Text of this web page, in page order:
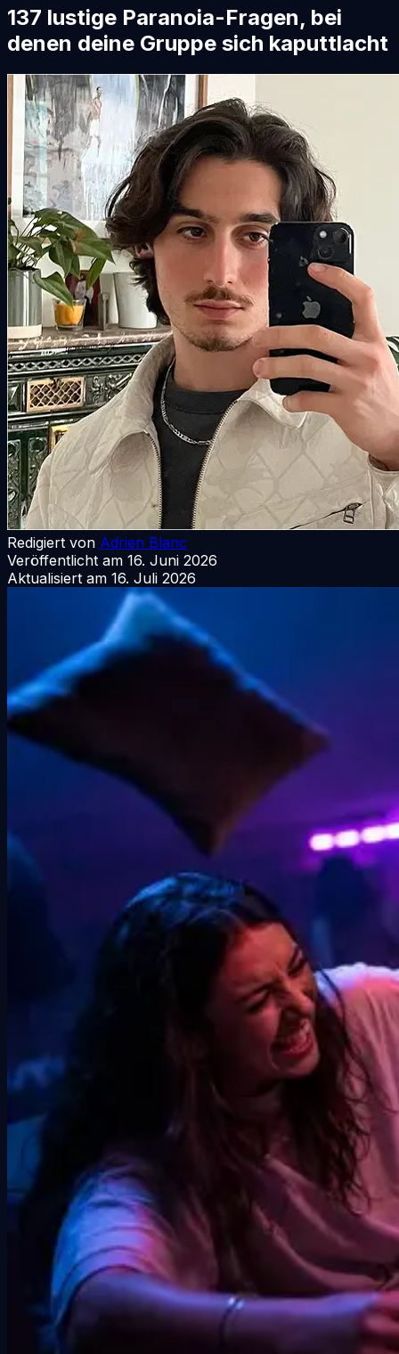
137 lustige Paranoia-Fragen, bei
denen deine Gruppe sich kaputtlacht
Redigiert von Adrien Blanc
Veröffentlicht am 16. Juni 2026
Aktualisiert am 16. Juli 2026